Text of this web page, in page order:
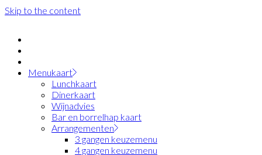
Skip to the content
Menukaart
Lunchkaart
Dinerkaart
Wijnadvies
Bar en borrelhap kaart
Arrangementen
3 gangen keuzemenu
4 gangen keuzemenu